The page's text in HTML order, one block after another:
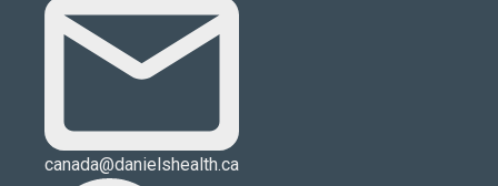
canada@danielshealth.ca